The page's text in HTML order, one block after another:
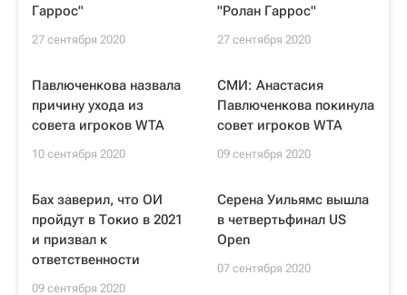
Гаррос"
27 сентября 2020
"Ролан Гаррос"
27 сентября 2020
Павлюченкова назвала
причину ухода из
совета игроков WTA
10 сентября 2020
СМИ: Анастасия
Павлюченкова покинула
совет игроков WTA
09 сентября 2020
Бах заверил, что ОИ
пройдут в Токио в 2021
и призвал к
ответственности
09 сентября 2020
Серена Уильямс вышла
в четвертьфинал US
Open
07 сентября 2020